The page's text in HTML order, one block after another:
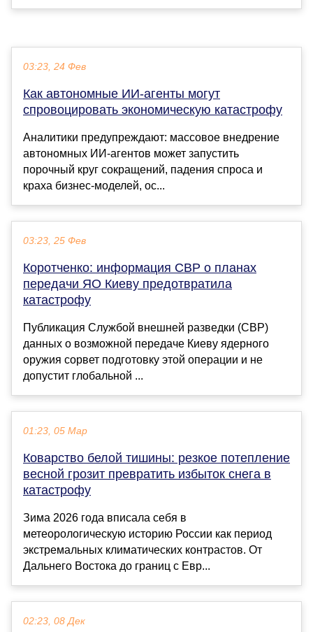
03:23, 24 Фев
Как автономные ИИ-агенты могут
спровоцировать экономическую катастрофу
Аналитики предупреждают: массовое внедрение
автономных ИИ-агентов может запустить
порочный круг сокращений, падения спроса и
краха бизнес-моделей, ос...
03:23, 25 Фев
Коротченко: информация СВР о планах
передачи ЯО Киеву предотвратила
катастрофу
Публикация Службой внешней разведки (СВР)
данных о возможной передаче Киеву ядерного
оружия сорвет подготовку этой операции и не
допустит глобальной ...
01:23, 05 Мар
Коварство белой тишины: резкое потепление
весной грозит превратить избыток снега в
катастрофу
Зима 2026 года вписала себя в
метеорологическую историю России как период
экстремальных климатических контрастов. От
Дальнего Востока до границ с Евр...
02:23, 08 Дек